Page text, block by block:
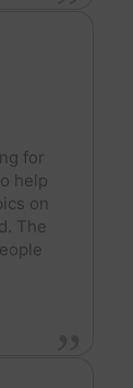
for
help
on
The